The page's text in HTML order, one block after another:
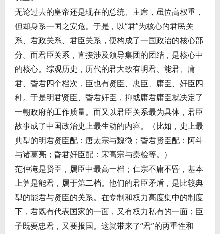
无论过去的皇帝还是现在的总统、主席，虽位高权重，
但却身系一国之安危。于是，以“君”为核心的君民关
系、君政关系、君臣关系，便构成了一国政治的核心部
分。而君臣关系，直接涉及领导集团的团结，是核心中
的核心。综观历史，历代的君大致有明君、能君、庸
君、昏君四个档次，臣也有贤臣、忠臣、庸臣、奸臣四
种。于是明君贤臣、昏君奸臣，抑或庸君庸臣就决定了
一朝政府的工作质量。而又以君臣关系最为具体，君臣
故事成了中国政治史上最生动的内容。（比如，史上最
典型的明君贤臣配：唐太宗与魏徵；昏君贤臣配：阿斗
与诸葛亮；昏君奸臣配：宋高宗与秦桧等。）
范仲淹是贤臣，属臣中最高一档；仁宗不庸不昏，基本
上算是能君，属于第二档。他们的君臣矛盾，是比较典
型的能君与贤臣的关系。在专制和权力高度集中的制度
下，君既有代表国家的一面，又有权力私有的一面；臣
子既要忠君，又要报国。这就带来了“君”的两重性和